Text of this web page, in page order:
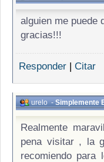
alguien me puede
gracias!!!
Responder | Citar
urelo-Simplemente
Realmente
pena visitar , la
recomiendo para